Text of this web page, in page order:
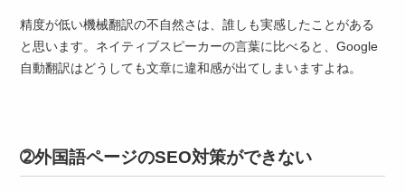
精度が低い機械翻訳の不自然さは、誰しも実感したことがある
と思います。ネイティブスピーカーの言葉に比べると、Google
自動翻訳はどうしても文章に違和感が出てしまいますよね。
➁外国語ページのSEO対策ができない